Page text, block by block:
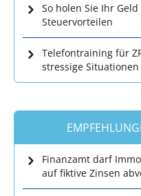
So holen Sie Ihr
Steuervorteilen
Telefontraining für
stressige Situationen
Finanzamt darf
auf fiktive Zinsen